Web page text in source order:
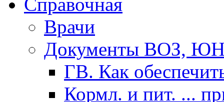
Врачи
Документы ВОЗ,
ГВ. Как
Кормл. и пит. ...